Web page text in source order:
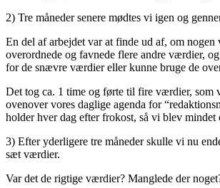
2) Tre måneder senere mødtes vi igen og
En del af arbejdet var at finde ud af, om
overordnede og favnede flere andre værdier,
for de snævre værdier eller kunne bruge de
Det tog ca. 1 time og førte til fire værdier, som
ovenover vores daglige agenda for
holder hver dag efter frokost, så vi blev mindet
3) Efter yderligere tre måneder skulle vi nu
sæt værdier.
Var det de rigtige værdier? Manglede der